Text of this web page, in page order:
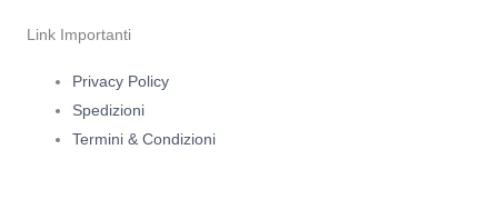
r
a
m
k
-
Link Importanti
Privacy Policy
Spedizioni
Termini & Condizioni